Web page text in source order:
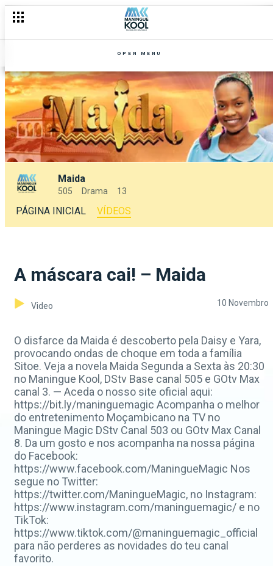
OPEN MENU
Maida
505 Drama 13
PÁGINA INICIAL VÍDEOS
A máscara cai! – Maida
Video 10 Novembro
O disfarce da Maida é descoberto pela Daisy e Yara,
provocando ondas de choque em toda a família
Sitoe. Veja a novela Maida Segunda a Sexta às 20:30
no Maningue Kool, DStv Base canal 505 e GOtv Max
canal 3. — Aceda o nosso site oficial aqui:
https://bit.ly/maninguemagic Acompanha o melhor
do entretenimento Moçambicano na TV no
Maningue Magic DStv Canal 503 ou GOtv Max Canal
8. Da um gosto e nos acompanha na nossa página
do Facebook:
https://www.facebook.com/ManingueMagic Nos
segue no Twitter:
https://twitter.com/ManingueMagic, no Instagram:
https://www.instagram.com/maninguemagic/ e no
TikTok:
https://www.tiktok.com/@maninguemagic_official
para não perderes as novidades do teu canal
favorito.